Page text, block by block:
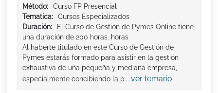
Método:
Curso FP Presencial
Tematica:
Cursos Especializados
Duración:
El Curso de Gestión de Pymes Online tiene
una duración de 200 horas. horas
Al haberte titulado en este Curso de Gestión de
Pymes estarás formado para asistir en la gestión
exhaustiva de una pequeña y mediana empresa,
especialmente concibiendo la p... ver temario